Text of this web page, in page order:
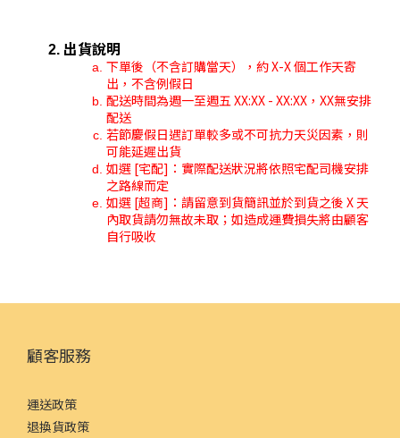
出貨說明
下單後（不含訂購當天），約 X-X 個工作天寄
出，不含例假日
配送時間為週一至週五 XX:XX - XX:XX，XX無安排
配送
若節慶假日遇訂單較多或不可抗力天災因素，則
可能延遲出貨
如選 [宅配]：實際配送狀況將依照宅配司機安排
之路線而定
如選 [超商]：請留意到貨簡訊並於到貨之後 X 天
內取貨請勿無故未取；如造成運費損失將由顧客
自行吸收
顧客服務
運送政策
退換貨政策